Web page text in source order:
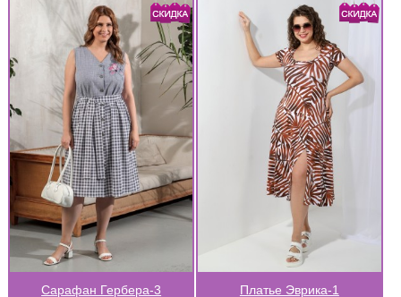
Сарафан Гербера-3 Платье Эврика-1